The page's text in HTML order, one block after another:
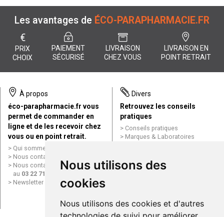
Nous utilisons des
cookies
Nous utilisons des cookies et d'autres
Les avantages de ÉCO-PARAPHARMACIE.FR
€
PRIX
CHOIX
PAIEMENT
SÉCURISÉ
LIVRAISON
CHEZ VOUS
LIVRAISON EN
POINT RETRAIT
À propos
éco-parapharmacie.fr vous
permet de commander en
ligne et de les recevoir chez
vous ou en point retrait.
Qui sommes nous ?
Nous contacter par e-mail
Nous contacter par téléphone
au 03 22 71 64 10
Newsletter
Divers
Retrouvez les conseils
pratiques
Conseils pratiques
Marques & Laboratoires
Mentions légales
Données personnelles
ligne